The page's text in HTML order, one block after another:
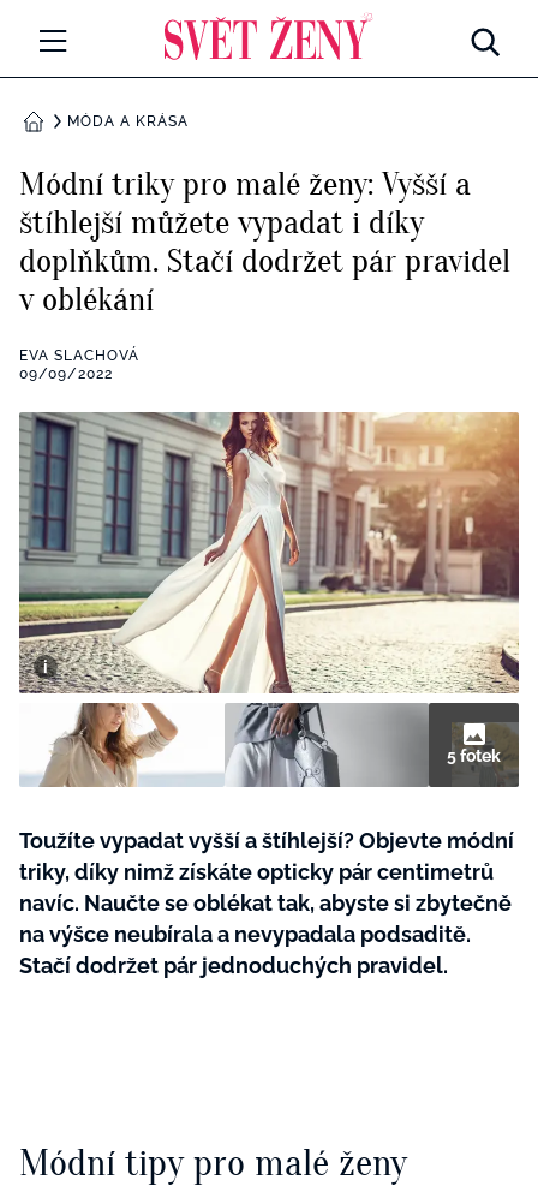
Všechny kategorie
Rozhovory
RETROHUBKY
PSYCHOLOGIE
Seberozvoj
ZDRAVÍ
Životní styl
ZÁBAVA
Všechny kategorie
Testy a kvízy
BYDLENÍ
Všechny kategorie
Tvoření
Rady a tipy
BurdaMedia
Extra
SVĚT ŽENY - 599 KČ
ROČNÍ PŘEDPLATNÉ SVĚT ŽENY +
SADA PRODUKTŮ MANA (10 ks)
DOMŮMÓDA A KRÁSA
Módní triky pro malé ženy: Vyšší a
štíhlejší můžete vypadat i díky
doplňkům. Stačí dodržet pár pravidel
v oblékání
EVA SLACHOVÁ
09/09/2022
5 fotek
Toužíte vypadat vyšší a štíhlejší? Objevte módní
triky, díky nimž získáte opticky pár centimetrů
navíc. Naučte se oblékat tak, abyste si zbytečně
na výšce neubírala a nevypadala podsaditě.
Stačí dodržet pár jednoduchých pravidel.
Módní tipy pro malé ženy